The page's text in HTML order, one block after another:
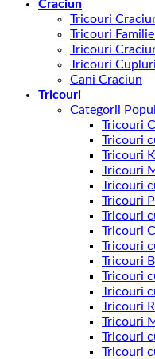
Craciun
Tricouri
Tricouri
Tricouri
Tricouri
Cani Craciun
Tricouri
Categorii
Tricouri
Tricouri
Tricouri
Tricouri
Tricouri
Tricouri
Tricouri
Tricouri
Tricouri
Tricouri
Tricouri
Tricouri
Tricouri
Tricouri
Tricouri
Tricouri